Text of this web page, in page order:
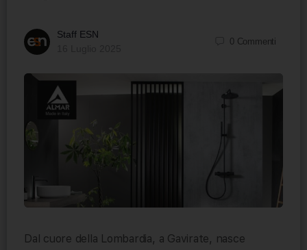
Staff ESN
0 Commenti
Dal cuore della Lombardia, a Gavirate, nasce